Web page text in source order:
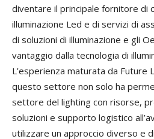
diventare il principale fornitore di
illuminazione Led e di servizi di
di soluzioni di illuminazione e gli
vantaggio dalla tecnologia di
L’esperienza maturata da Future
questo settore non solo ha
settore del lighting con risorse,
soluzioni e supporto logistico
utilizzare un approccio diverso e